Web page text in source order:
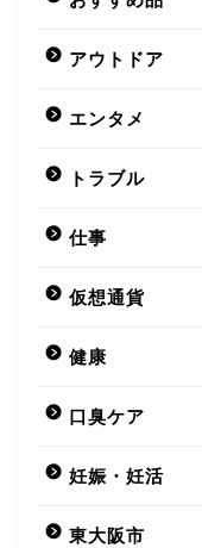
アウトドア
エンタメ
トラブル
仕事
仮想通貨
健康
口臭ケア
妊娠・妊活
東大阪市